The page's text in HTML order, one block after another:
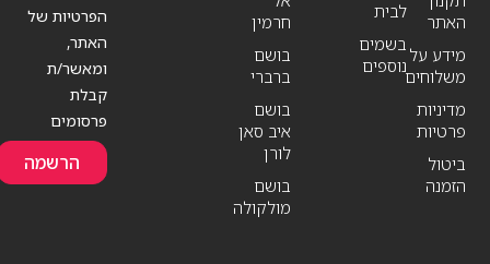
האתר
מידע על
משלוחים
מדיניות
פרטיות
ביטול
הזמנה
לבית
בשמים
נוספים
חרמין
בושם
ברברי
בושם
איב סאן
לורן
בושם
מולקולה
הפרטיות של
האתר,
ומאשר/ת
קבלת
פרסומים
הרשמה